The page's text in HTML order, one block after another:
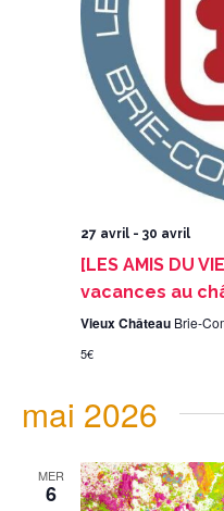
27 avril- 30 avril
[LES AMIS DU
vacances au
Vieux Château Brie-
5€
mai 2026
MER
6